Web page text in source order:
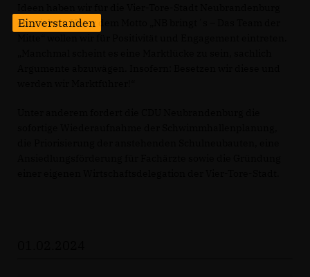
entwickelt. Unter dem Motto „NB bringt´s – Das Team der
Einverstanden